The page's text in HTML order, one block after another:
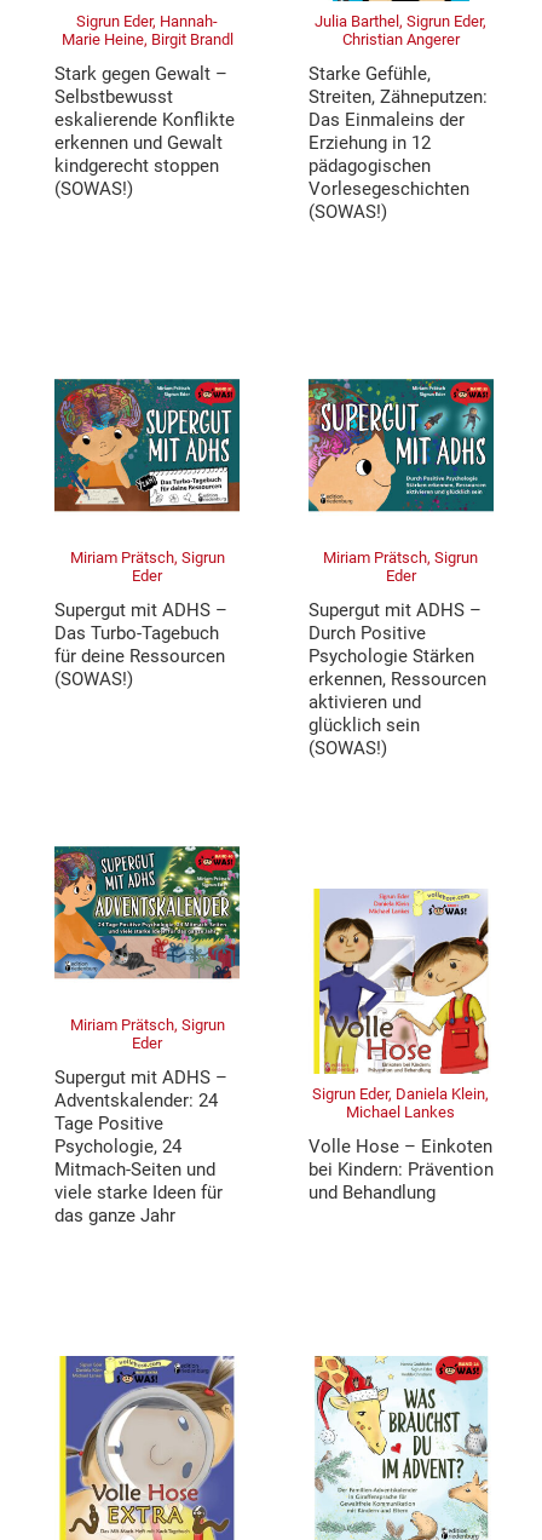
Sigrun Eder, Hannah-
Marie Heine, Birgit Brandl
Stark gegen Gewalt –
Selbstbewusst
eskalierende Konflikte
erkennen und Gewalt
kindgerecht stoppen
(SOWAS!)
Julia Barthel, Sigrun Eder,
Christian Angerer
Starke Gefühle,
Streiten, Zähneputzen:
Das Einmaleins der
Erziehung in 12
pädagogischen
Vorlesegeschichten
(SOWAS!)
Miriam Prätsch, Sigrun
Eder
Supergut mit ADHS –
Das Turbo-Tagebuch
für deine Ressourcen
(SOWAS!)
Miriam Prätsch, Sigrun
Eder
Supergut mit ADHS –
Durch Positive
Psychologie Stärken
erkennen, Ressourcen
aktivieren und
glücklich sein
(SOWAS!)
Miriam Prätsch, Sigrun
Eder
Supergut mit ADHS –
Adventskalender: 24
Tage Positive
Psychologie, 24
Mitmach-Seiten und
viele starke Ideen für
das ganze Jahr
Sigrun Eder, Daniela Klein,
Michael Lankes
Volle Hose – Einkoten
bei Kindern: Prävention
und Behandlung